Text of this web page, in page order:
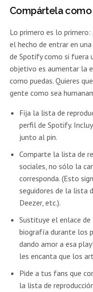
Compártela como
Lo primero es lo
el hecho de entrar en
de Spotify como si fuera
objetivo es aumentar la
como puedas. Quieres
gente como sea
Fija la lista de
perfil de Spotify.
junto al pin.
Comparte la lista de
sociales, no sólo la
corresponda. (Esto
seguidores de la lista
Deezer, etc.).
Sustituye el enlace
biografía durante los
dando amor a esa
les encanta que los
Pide a tus fans que
la lista de